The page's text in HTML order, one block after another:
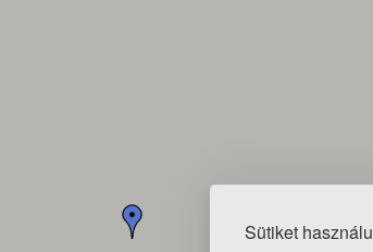
Sütiket